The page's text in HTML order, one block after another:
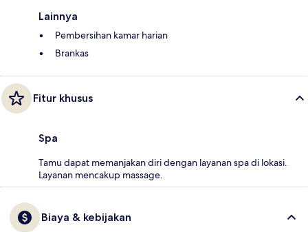
Lainnya
Pembersihan kamar harian
Brankas
Fitur khusus
Spa
Tamu dapat memanjakan diri dengan layanan spa di lokasi.
Layanan mencakup massage.
Biaya & kebijakan